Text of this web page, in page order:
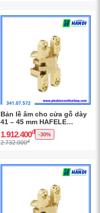
Bản lề âm cho cửa gỗ dày
41 – 45 mm HAFELE
341.07.572
1.912.400đ -30%
2.732.000đ